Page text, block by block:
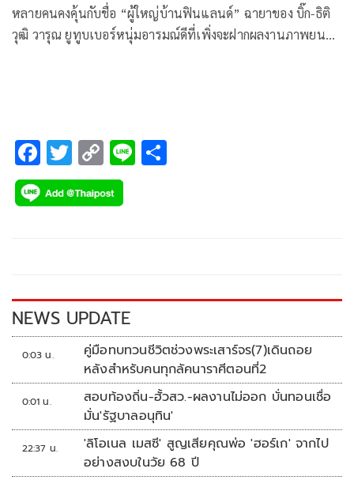
หลายคนคงคุ้นกับชื่อ “ผู้ใหญ่บ้านฟินแลนด์” ฉายาของ บิ๊ก-ธิติ
วุฒิ วารุณ ยูทูบเบอร์หนุ่มอารมณ์ดีที่เพิ่งจะฝากผลงานภาพยนตร์
เหยียดโดนบูลลี่จนต้องกลับไทย ผ่านรายการ “วัน เดย์ วิท แมทธิ
ว หนึ่งวันมันดี ตีซี้คนดัง (One Day With Matthew)”
F
ac
e
k
T
wi
tt
C
o
p
k
Li
NEWS UPDATE
0:03 น.
คู่มือทบทวนชีวิตช่วงพระเสาร์จร(7)เดินถอย
หลังสำหรับคนทุกลัคนาราศีตอนที่2
0:01 น.
สอบท้องถิ่น-ฮั้วสว.-ผลงานไม่ออก บั่นทอนเชื่อ
มั่น'รัฐบาลอนุทิน'
22:37 น.
'ลิโอเนล เมสซี' สูญเสียคุณพ่อ 'ฮอร์เก' จากไป
อย่างสงบในวัย 68 ปี